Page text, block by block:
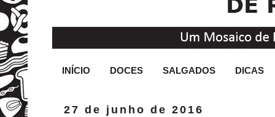
INÍCIO DOCES SALGADOS DICAS
27 de junho de 2016